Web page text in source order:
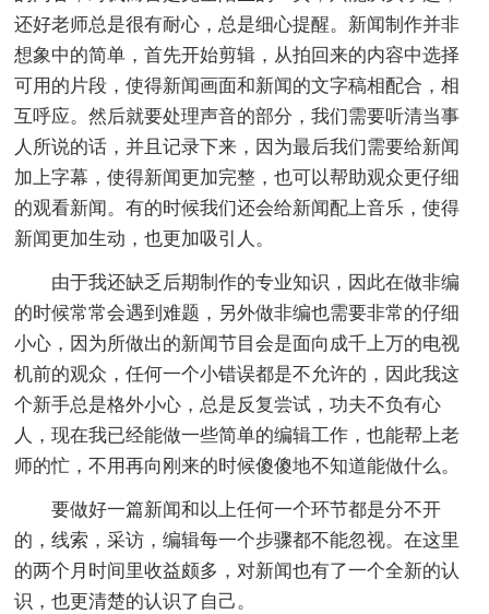
还好老师总是很有耐心，总是细心提醒。新闻制作并非
想象中的简单，首先开始剪辑，从拍回来的内容中选择
可用的片段，使得新闻画面和新闻的文字稿相配合，相
互呼应。然后就要处理声音的部分，我们需要听清当事
人所说的话，并且记录下来，因为最后我们需要给新闻
加上字幕，使得新闻更加完整，也可以帮助观众更仔细
的观看新闻。有的时候我们还会给新闻配上音乐，使得
新闻更加生动，也更加吸引人。
由于我还缺乏后期制作的专业知识，因此在做非编
的时候常常会遇到难题，另外做非编也需要非常的仔细
小心，因为所做出的新闻节目会是面向成千上万的电视
机前的观众，任何一个小错误都是不允许的，因此我这
个新手总是格外小心，总是反复尝试，功夫不负有心
人，现在我已经能做一些简单的编辑工作，也能帮上老
师的忙，不用再向刚来的时候傻傻地不知道能做什么。
要做好一篇新闻和以上任何一个环节都是分不开
的，线索，采访，编辑每一个步骤都不能忽视。在这里
的两个月时间里收益颇多，对新闻也有了一个全新的认
识，也更清楚的认识了自己。